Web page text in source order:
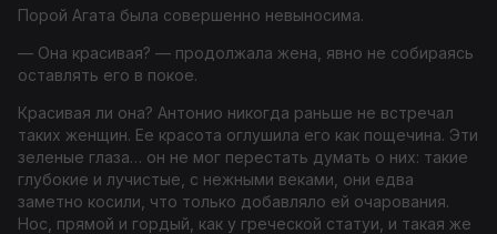
Порой Агата была совершенно невыносима.
— Она красивая? — продолжала жена, явно не собираясь
оставлять его в покое.
Красивая ли она? Антонио никогда раньше не встречал
таких женщин. Ее красота оглушила его как пощечина. Эти
зеленые глаза… он не мог перестать думать о них: такие
глубокие и лучистые, с нежными веками, они едва
заметно косили, что только добавляло ей очарования.
Нос, прямой и гордый, как у греческой статуи, и такая же